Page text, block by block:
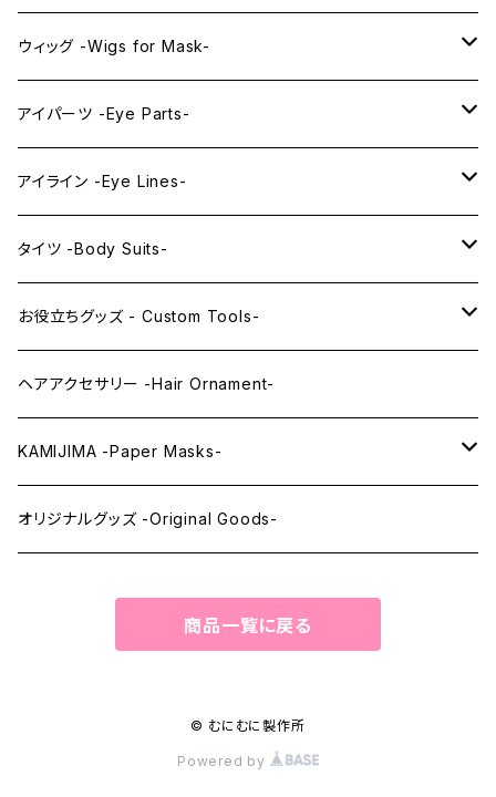
プレミアムウィッグ -Premium Wigs-
プレミアムレンズアイ -Premium Lens eye-
KAWAII series
IDOL series
PRINCESS series
KAWAII Little series
アニメマスク -Anime Masks-
ドールマスク -Doll Masks-
ウィッグ -Wigs for Mask-
ロング -Long-
ミドル -Middle-
アイパーツ -Eye Parts-
レンズアイ -Lens Eyes-
レンズアイ
レンズアイEX
クリスタルアイ -Crystal Eyes-
アイライン -Eye Lines-
アイラインステッカー -Eye Line Stickers-
まゆ毛 -Eyebrows-
まつ毛 -Eyelash-
タイツ -Body Suits-
全身タイツ -Full Body Suits-
上半身タイツ -Upper Body Suits-
お役立ちグッズ - Custom Tools-
カスタム用品 -Custom Tools-
ウィッグメンテナンス -Wig Maintenance-
ヘアアクセサリー -Hair Ornament-
KAMIJIMA -Paper Masks-
ペーパーマスク -Paper Masks-
オリジナルグッズ -Original Goods-
商品一覧に戻る
© むにむに製作所
Powered by